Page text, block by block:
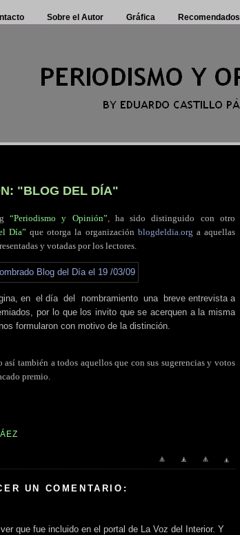
Sobre el Autor Gráfica Recomendados
"BLOG DEL DÍA"
“Periodismo y Opinión”, ha sido distinguido con otro
Día” que otorga la organización blogdeldia.org a aquellas
y votadas por los lectores.
en .el día .del nombramiento una. breve entrevista a
por lo que los invito que se acerquen a la misma
formularon con motivo de la distinción.
así también a todos aquellos que con sus sugerencias y votos
premio.
UN COMENTARIO:
que fue incluido en el portal de La Voz del Interior. Y